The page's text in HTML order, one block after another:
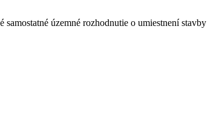
územné rozhodnutie o umiestnení stavby